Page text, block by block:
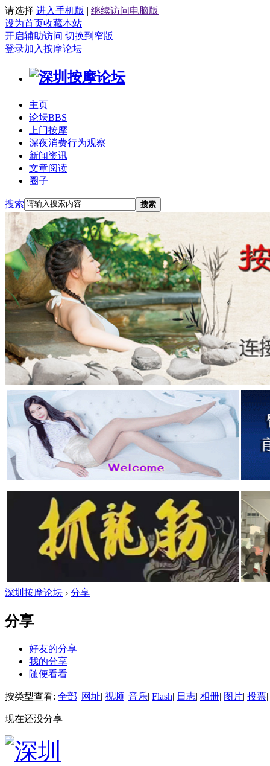
请选择 进入手机版 | 继续访问电脑版
设为首页收藏本站
开启辅助访问 切换到窄版
登录加入按摩论坛
主页
论坛BBS
上门按摩
深夜消费行为观察
新闻资讯
文章阅读
圈子
搜索 搜索
深圳按摩论坛 › 分享
分享
好友的分享
我的分享
随便看看
按类型查看: 全部| 网址| 视频| 音乐| Flash| 日志| 相册| 图片| 投票|
现在还没分享